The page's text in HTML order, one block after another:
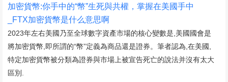
加密貨幣:你手中的“幣”生死與共權，掌握在美國手中
_FTX加密貨幣是什么意思啊
2023年左右美國乃至全球數字資產市場的核心變數是,美國國會是
將加密貨幣,即所謂的“幣”定義為商品還是證券。筆者認為,在美國,
特定加密貨幣被分類為證券與市場上被宣告死亡的說法并沒有太大
區別.